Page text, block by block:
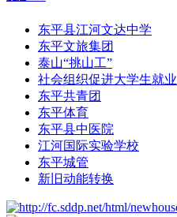
东平县江河文达中学
东平文旅集团
泰山“挑山工”
社会组织促进大学生就业
东平共青团
东平体育
东平县中医院
江河国际实验学校
东平城管
新旧动能转换